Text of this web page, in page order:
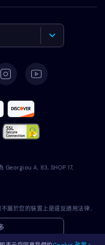
Georgiou A, 83, SHOP 17,
Eyezy 軟體僅供合法使用。將許可軟體安裝到不屬於您的裝置上是違反適用法律和您當地司法管轄區法律的行為。法律通常要求您通知您打算在其上安裝許可軟體的裝置的所有者。違反此要求可能會導致違規者受到嚴厲的金錢和刑事處罰。在安裝和使用許可軟體之前，您應該諮詢您自己的法律顧問在您的管轄範圍內使用該許可軟體是否合法。您全權負責將許可軟體安裝到此類裝置上，並且您知道 Eyezy 不承擔任何責任。